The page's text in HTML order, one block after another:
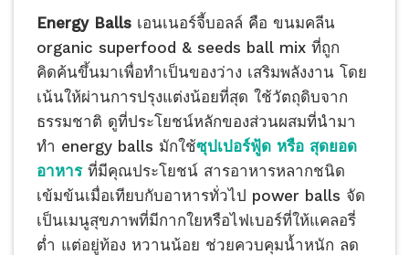
Energy Balls เอนเนอร์จี้บอลล์ คือ ขนมคลีน
organic superfood & seeds ball mix ที่ถูก
คิดค้นขึ้นมาเพื่อทำเป็นของว่าง เสริมพลังงาน โดย
เน้นให้ผ่านการปรุงแต่งน้อยที่สุด ใช้วัตถุดิบจาก
ธรรมชาติ ดูที่ประโยชน์หลักของส่วนผสมที่นำมา
ทำ energy balls มักใช้ซุปเปอร์ฟู้ด หรือ สุดยอด
อาหารที่มีคุณประโยชน์ สารอาหารหลากชนิด
เข้มข้นเมื่อเทียบกับอาหารทั่วไป power balls จัด
เป็นเมนูสุขภาพที่มีกากใยหรือไฟเบอร์ที่ให้แคลอรี่
ต่ำ แต่อยู่ท้อง หวานน้อย ช่วยควบคุมน้ำหนัก ลด